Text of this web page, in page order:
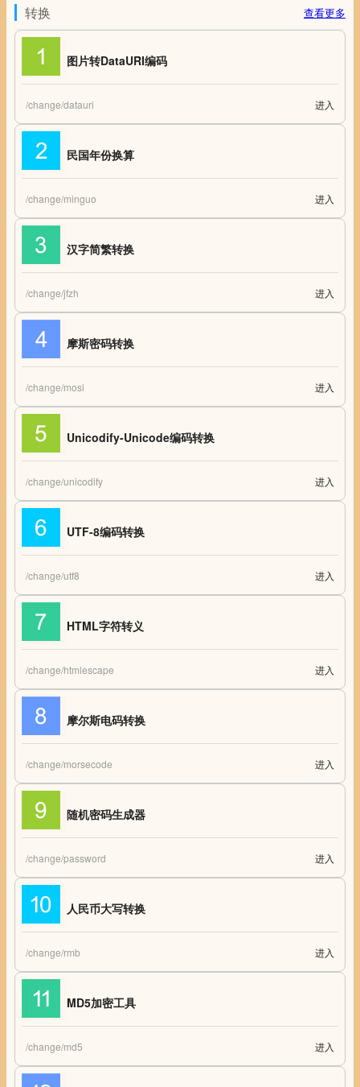
转换 查看更多
图片转DataURI编码
图片转DataURI编码 - Image to Data URI
/change/datauri 进入
民国年份换算
民国年份换算 台湾民国年份换算
/change/minguo 进入
汉字简繁转换
汉字简繁转换 汉字简体/繁体互相转换
/change/jfzh 进入
摩斯密码转换
摩斯密码转换 摩斯密码 摩斯密码表 摩尔斯电码转换
/change/mosi 进入
Unicodify-Unicode编码转换
Unicodify-Unicode编码转换
/change/unicodify 进入
UTF-8编码转换
UTF-8编码转换 在线UTF-8编码汉字互转 utf-8转中文工具
/change/utf8 进入
HTML字符转义
HTML字符转义
/change/htmlescape 进入
摩尔斯电码转换
摩尔斯电码转换
/change/morsecode 进入
随机密码生成器
随机密码生成器 - 随机字符串生成器 - Random Password Generator
/change/password 进入
人民币大写转换
人民币大写转换 人民币大写 人民币RMB数字转大写汉字工具
/change/rmb 进入
MD5加密工具
MD5加密工具
/change/md5 进入